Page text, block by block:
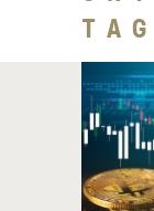
TAG